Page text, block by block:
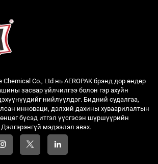
Co., Ltd нь AEROPAK брэнд дор өндөр
засвар үйлчилгээ болон гэр ахуйн
нийлүүлдэг. Бидний судалгаа,
инноваци, дэлхий дахины хуваарилалтын
бүсэд итгэл үүсгэсэн шүршүүрийн
мэдээлэл авах.